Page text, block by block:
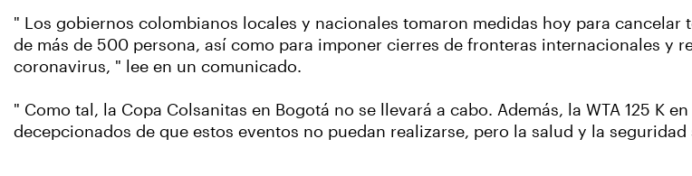
" Los gobiernos colombianos locales y nacionales tomaron medidas hoy para
de más de 500 persona, así como para imponer cierres de fronteras internacionales y
coronavirus, " lee en un comunicado.
" Como tal, la Copa Colsanitas en Bogotá no se llevará a cabo. Además, la WTA 125 K
decepcionados de que estos eventos no puedan realizarse, pero la salud y la